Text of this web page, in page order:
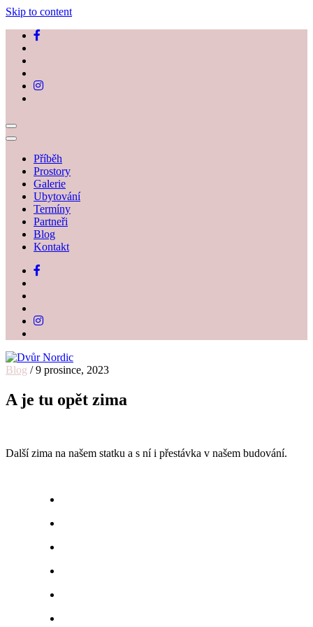
Skip to content
Příběh
Prostory
Galerie
Ubytování
Termíny
Partneři
Blog
Kontakt
Blog / 9 prosince, 2023
A je tu opět zima
Další zima na našem statku a s ní i přestávka v našem budování.